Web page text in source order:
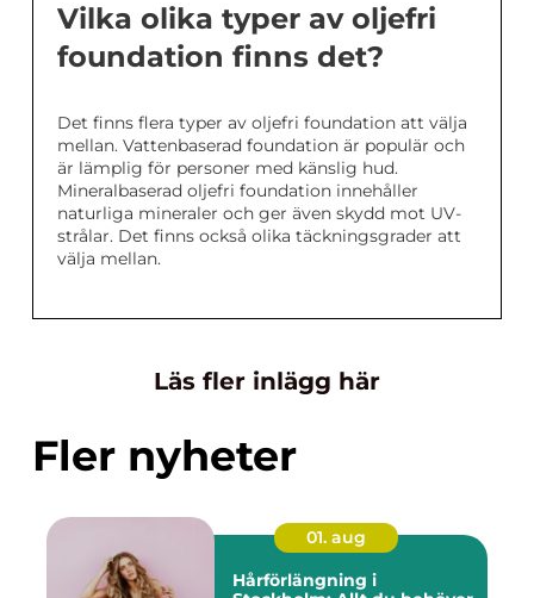
Vilka olika typer av oljefri
foundation finns det?
Det finns flera typer av oljefri foundation att välja
mellan. Vattenbaserad foundation är populär och
är lämplig för personer med känslig hud.
Mineralbaserad oljefri foundation innehåller
naturliga mineraler och ger även skydd mot UV-
strålar. Det finns också olika täckningsgrader att
välja mellan.
Läs fler inlägg här
Fler nyheter
01. aug
Hårförlängning i